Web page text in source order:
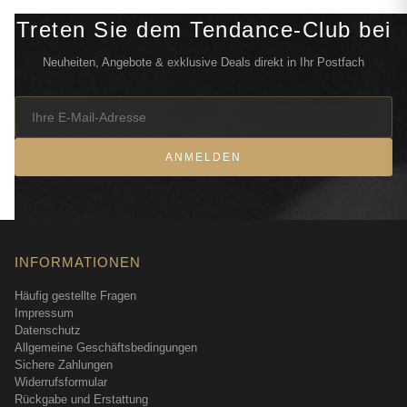
Treten Sie dem Tendance-Club bei
Neuheiten, Angebote & exklusive Deals direkt in Ihr Postfach
ANMELDEN
INFORMATIONEN
Häufig gestellte Fragen
Impressum
Datenschutz
Allgemeine Geschäftsbedingungen
Sichere Zahlungen
Widerrufsformular
Rückgabe und Erstattung